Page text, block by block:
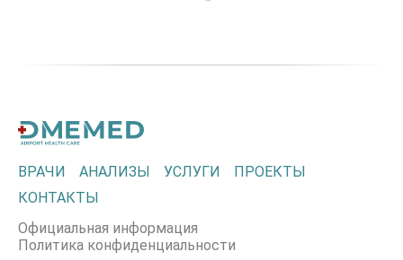
ВРАЧИ АНАЛИЗЫ УСЛУГИ
ПРОЕКТЫ
КОНТАКТЫ
Официальная информация
Политика конфиденциальности